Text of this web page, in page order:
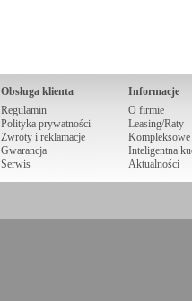
Obsługa klienta
Regulamin
Polityka prywatności
Zwroty i reklamacje
Gwarancja
Serwis
Informacje
O firmie
Leasing/Raty
Kompleksowe
Inteligentna
Aktualności